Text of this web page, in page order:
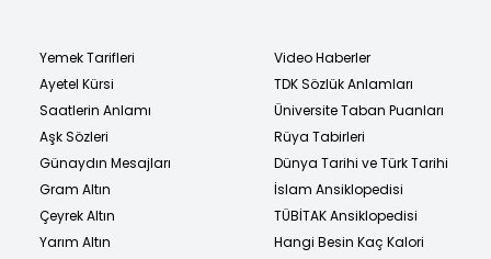
Yemek Tarifleri
Ayetel Kürsi
Saatlerin Anlamı
Aşk Sözleri
Günaydın Mesajları
Gram Altın
Çeyrek Altın
Yarım Altın
Video Haberler
TDK Sözlük Anlamları
Üniversite Taban Puanları
Rüya Tabirleri
Dünya Tarihi ve Türk Tarihi
İslam Ansiklopedisi
TÜBİTAK Ansiklopedisi
Hangi Besin Kaç Kalori